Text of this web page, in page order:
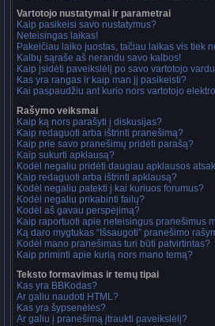
Vartotojo nustatymai ir parametrai
Kaip pasikeisi savo nustatymus?
Neteisingas laikas!
Pakeičiau laiko juostas, tačiau laikas vis tiek
Kalbų sąraše aš nerandu savo kalbos!
Kaip įsidėti paveikslėlį po savo vartotojo
Kas yra rangas ir kaip man jį pasikeisti?
Kai paspaudžiu ant kurio nors vartotojo
Rašymo veiksmai
Kaip ką nors parašyti į diskusijas?
Kaip redaguoti arba ištrinti pranešimą?
Kaip prie savo pranešimų pridėti parašą?
Kaip sukurti apklausą?
Kodėl negaliu pridėti daugiau apklausos
Kaip redaguoti arba ištrinti apklausą?
Kodėl negaliu patekti į kai kuriuos forumus?
Kodėl negaliu prikabinti failų?
Kodėl aš gavau perspėjimą?
Kaip raportuoti apie neteisingus pranešimus
Ką daro mygtukas “Išsaugoti” pranešimo
Kodėl mano pranešimas turi būti patvirtintas?
Kaip priminti apie kurią nors mano temą?
Teksto formavimas ir temų tipai
Kas yra BBKodas?
Ar galiu naudoti HTML?
Kas yra šypsenėlės?
Ar galiu į pranešimą įtraukti paveikslėlį?